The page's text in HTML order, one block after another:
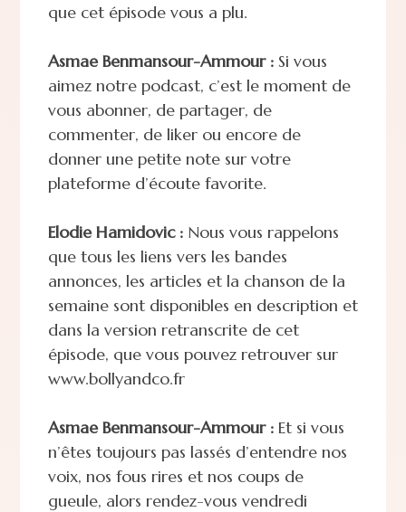
que cet épisode vous a plu.
Asmae Benmansour-Ammour :Si vous
aimez notre podcast, c’est le moment de
vous abonner, de partager, de
commenter, de liker ou encore de
donner une petite note sur votre
plateforme d’écoute favorite.
Elodie Hamidovic :Nous vous rappelons
que tous les liens vers les bandes
annonces, les articles et la chanson de la
semaine sont disponibles en description et
dans la version retranscrite de cet
épisode, que vous pouvez retrouver sur
www.bollyandco.fr
Asmae Benmansour-Ammour : Et si vous
n’êtes toujours pas lassés d’entendre nos
voix, nos fous rires et nos coups de
gueule, alors rendez-vous vendredi